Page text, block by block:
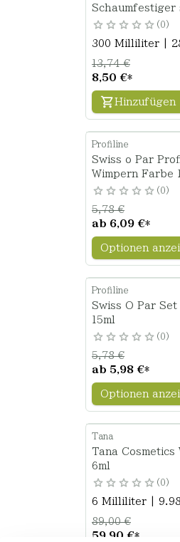
Schaumfestiger
0
300 Milliliter |
8,50 €*
13,74 €
Hinzufügen
Profiline
Swiss o Par
Wimpern Farbe
0
ab 6,09 €*
5,78 €
Optionen
Profiline
Swiss O Par
15ml
0
ab 5,98 €*
5,78 €
Optionen
Tana
Tana
6ml
0
6 Milliliter |
59,90 €*
89,00 €